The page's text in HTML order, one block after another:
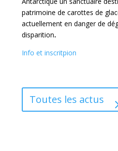
patrimoine de carottes de
actuellement en danger de
disparition.
Info et inscritpion
Toutes les actus